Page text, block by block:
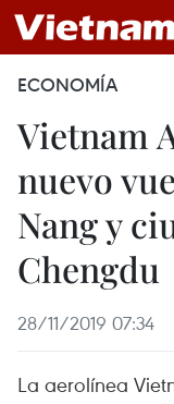
ECONOMÍA
Vietnam
nuevo
Nang y
Chengdu
28/11/2019 07:34
La aerolínea